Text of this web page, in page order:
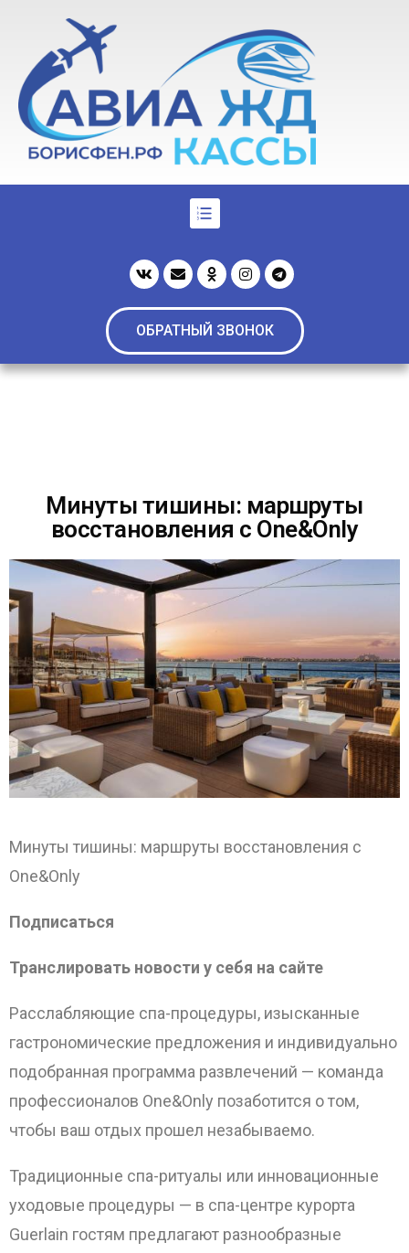
ОБРАТНЫЙ ЗВОНОК
Минуты тишины: маршруты
восстановления с One&Only
Минуты тишины: маршруты восстановления с
One&Only
Подписаться
Транслировать новости у себя на сайте
Расслабляющие спа-процедуры, изысканные
гастрономические предложения и индивидуально
подобранная программа развлечений — команда
профессионалов One&Only позаботится о том,
чтобы ваш отдых прошел незабываемо.
Традиционные спа-ритуалы или инновационные
уходовые процедуры — в спа-центре курорта
Guerlain гостям предлагают разнообразные